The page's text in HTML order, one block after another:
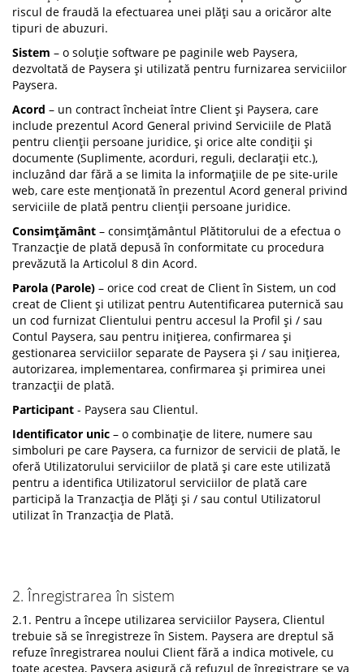
riscul de fraudă la efectuarea unei plăți sau a oricăror alte
tipuri de abuzuri.
Sistem – o soluție software pe paginile web Paysera,
dezvoltată de Paysera și utilizată pentru furnizarea serviciilor
Paysera.
Acord – un contract încheiat între Client și Paysera, care
include prezentul Acord General privind Serviciile de Plată
pentru clienții persoane juridice, și orice alte condiții și
documente (Suplimente, acorduri, reguli, declarații etc.),
incluzând dar fără a se limita la informațiile de pe site-urile
web, care este menționată în prezentul Acord general privind
serviciile de plată pentru clienții persoane juridice.
Consimţământ – consimțământul Plătitorului de a efectua o
Tranzacție de plată depusă în conformitate cu procedura
prevăzută la Articolul 8 din Acord.
Parola (Parole) – orice cod creat de Client în Sistem, un cod
creat de Client și utilizat pentru Autentificarea puternică sau
un cod furnizat Clientului pentru accesul la Profil și / sau
Contul Paysera, sau pentru inițierea, confirmarea și
gestionarea serviciilor separate de Paysera și / sau inițierea,
autorizarea, implementarea, confirmarea și primirea unei
tranzacții de plată.
Participant - Paysera sau Clientul.
Identificator unic – o combinație de litere, numere sau
simboluri pe care Paysera, ca furnizor de servicii de plată, le
oferă Utilizatorului serviciilor de plată și care este utilizată
pentru a identifica Utilizatorul serviciilor de plată care
participă la Tranzacția de Plăți și / sau contul Utilizatorul
utilizat în Tranzacția de Plată.
2. Înregistrarea în sistem
2.1. Pentru a începe utilizarea serviciilor Paysera, Clientul
trebuie să se înregistreze în Sistem. Paysera are dreptul să
refuze înregistrarea noului Client fără a indica motivele, cu
toate acestea, Paysera asigură că refuzul de înregistrare se va